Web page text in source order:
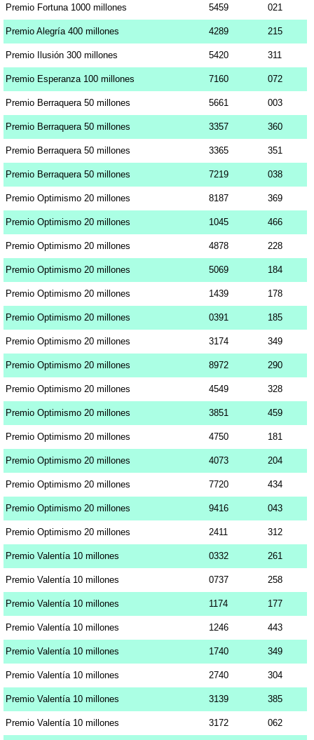
Premio Fortuna 1000 millones 5459 021
Premio Alegría 400 millones 4289 215
Premio Ilusión 300 millones 5420 311
Premio Esperanza 100 millones 7160 072
Premio Berraquera 50 millones 5661 003
Premio Berraquera 50 millones 3357 360
Premio Berraquera 50 millones 3365 351
Premio Berraquera 50 millones 7219 038
Premio Optimismo 20 millones 8187 369
Premio Optimismo 20 millones 1045 466
Premio Optimismo 20 millones 4878 228
Premio Optimismo 20 millones 5069 184
Premio Optimismo 20 millones 1439 178
Premio Optimismo 20 millones 0391 185
Premio Optimismo 20 millones 3174 349
Premio Optimismo 20 millones 8972 290
Premio Optimismo 20 millones 4549 328
Premio Optimismo 20 millones 3851 459
Premio Optimismo 20 millones 4750 181
Premio Optimismo 20 millones 4073 204
Premio Optimismo 20 millones 7720 434
Premio Optimismo 20 millones 9416 043
Premio Optimismo 20 millones 2411 312
Premio Valentía 10 millones 0332 261
Premio Valentía 10 millones 0737 258
Premio Valentía 10 millones 1174 177
Premio Valentía 10 millones 1246 443
Premio Valentía 10 millones 1740 349
Premio Valentía 10 millones 2740 304
Premio Valentía 10 millones 3139 385
Premio Valentía 10 millones 3172 062